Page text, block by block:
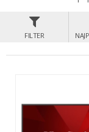
FILTER